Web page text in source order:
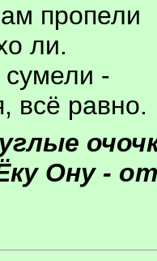
пропели
ли.
-
всё равно.
Ону -